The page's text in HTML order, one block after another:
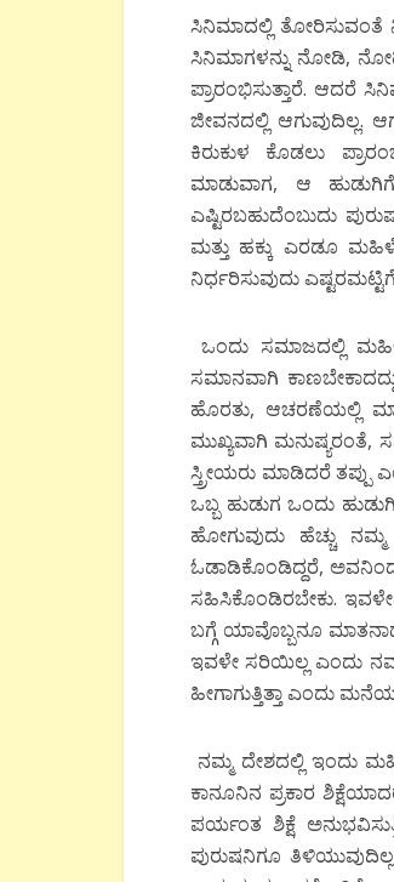
ಸಿನಿಮಾದಲ್ಲಿ ತೋರಿಸುವಂತೆ
ಸಿನಿಮಾಗಳನ್ನು ನೋಡಿ,
ಪ್ರಾರಂಭಿಸುತ್ತಾರೆ. ಆದರೆ
ಜೀವನದಲ್ಲಿ ಆಗುವುದಿಲ್ಲ.
ಕಿರುಕುಳ ಕೊಡಲು
ಮಾಡುವಾಗ, ಆ
ಎಷ್ಟಿರಬಹುದೆಂಬುದು
ಮತ್ತು ಹಕ್ಕು ಎರಡೂ
ನಿರ್ಧರಿಸುವುದು
ಒಂದು ಸಮಾಜದಲ್ಲಿ
ಸಮಾನವಾಗಿ
ಹೊರತು, ಆಚರಣೆಯಲ್ಲಿ
ಮುಖ್ಯವಾಗಿ ಮನುಷ್ಯರಂತೆ,
ಸ್ತ್ರೀಯರು ಮಾಡಿದರೆ
ಒಬ್ಬ ಹುಡುಗ ಒಂದು
ಹೋಗುವುದು ಹೆಚ್ಚು
ಓಡಾಡಿಕೊಂಡಿದ್ದರೆ, ಅವನಿಂದ
ಸಹಿಸಿಕೊಂಡಿರಬೇಕು.
ಬಗ್ಗೆ ಯಾವೊಬ್ಬನೂ
ಇವಳೇ ಸರಿಯಿಲ್ಲ ಎಂದು
ಹೀಗಾಗುತ್ತಿತ್ತಾ ಎಂದು
ನಮ್ಮ ದೇಶದಲ್ಲಿ ಇಂದು
ಕಾನೂನಿನ ಪ್ರಕಾರ
ಪರ್ಯಂತ ಶಿಕ್ಷೆ
ಪುರುಷನಿಗೂ